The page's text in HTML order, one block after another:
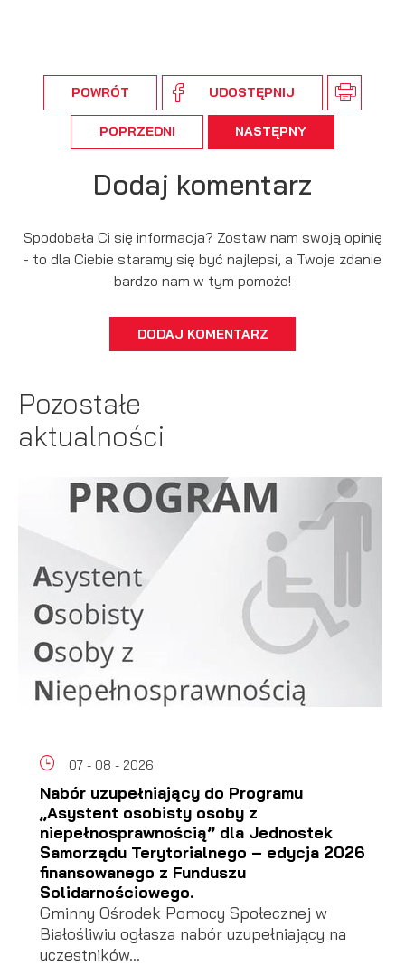
POWRÓT UDOSTĘPNIJ
POPRZEDNI NASTĘPNY
Dodaj komentarz
Spodobała Ci się informacja? Zostaw nam swoją opinię
- to dla Ciebie staramy się być najlepsi, a Twoje zdanie
bardzo nam w tym pomoże!
DODAJ KOMENTARZ
Pozostałe
aktualności
07 - 08 - 2026
Nabór uzupełniający do Programu
„Asystent osobisty osoby z
niepełnosprawnością” dla Jednostek
Samorządu Terytorialnego – edycja 2026
finansowanego z Funduszu
Solidarnościowego.
Gminny Ośrodek Pomocy Społecznej w
Białośliwiu ogłasza nabór uzupełniający na
uczestników...